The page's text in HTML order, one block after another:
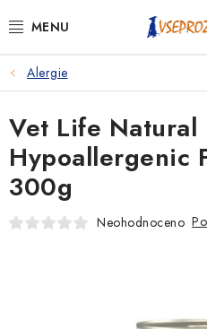
na
PSI
KOČKY
KONĚ
ANTIPARAZITIKA
Alergie
Vet Life Natural
Hypoallergenic
300g
Neohodnoceno